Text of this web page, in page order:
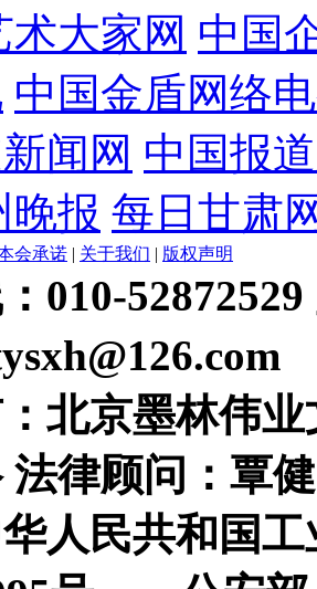
术大家网 中国
中国金盾网络
闻网 中国报
晚报 每日甘肃
会承诺 | 关于我们 | 版权声明
010-
北京墨林伟
法律顾问：覃健
人民共和国